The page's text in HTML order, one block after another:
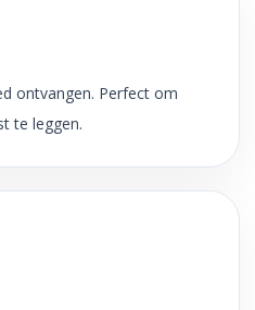
ontvangen. Perfect om
te leggen.